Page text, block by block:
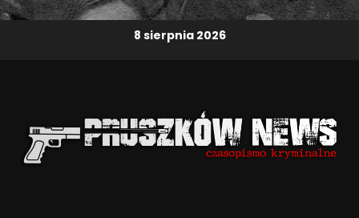
8 sierpnia 2026